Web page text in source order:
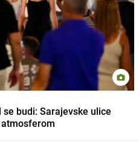
budi: Sarajevske ulice